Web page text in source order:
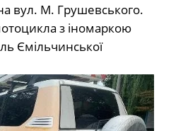
вул. М. Грушевського.
з іномаркою
Ємільчинської